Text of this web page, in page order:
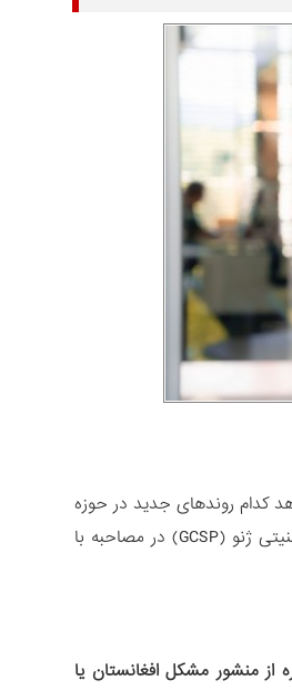
کدام روندهای جدید در حوزه
"، مدیر مرکز سیاست‌های امنیتی ژنو (GCSP) در مصاحبه با
منشور مشکل افغانستان یا